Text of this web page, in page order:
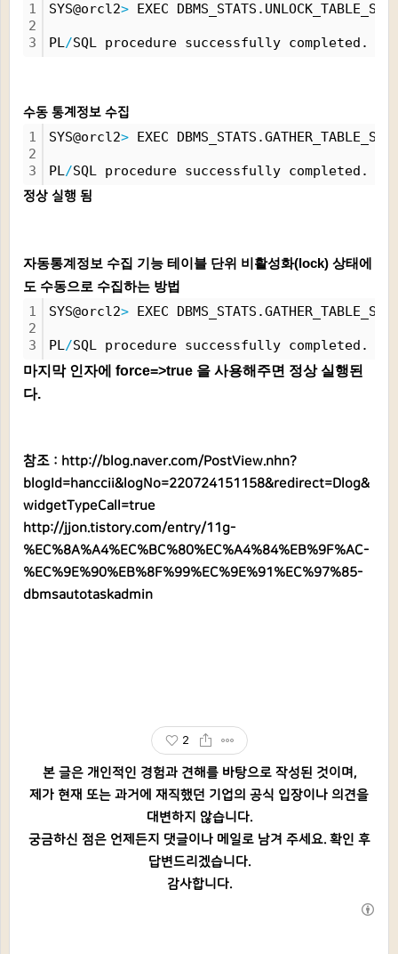
1
2
3
SYS@orcl2> EXEC
PL/SQL procedure successfully completed.
수동 통계정보 수집
1
2
3
SYS@orcl2> EXEC
PL/SQL procedure successfully completed.
정상 실행 됨
자동통계정보 수집 기능 테이블 단위 비활성화(lock) 상태에
도 수동으로 수집하는 방법
1
2
3
SYS@orcl2> EXEC
PL/SQL procedure successfully completed.
마지막 인자에 force=>true 을 사용해주면 정상 실행된
다.
참조 : http://blog.naver.com/PostView.nhn?
blogId=hanccii&logNo=220724151158&redirect=Dlog&
widgetTypeCall=true
http://jjon.tistory.com/entry/11g-
%EC%8A%A4%EC%BC%80%EC%A4%84%EB%9F%AC-
%EC%9E%90%EB%8F%99%EC%9E%91%EC%97%85-
dbmsautotaskadmin
2
본 글은 개인적인 경험과 견해를 바탕으로 작성된 것이며,
제가 현재 또는 과거에 재직했던 기업의 공식 입장이나 의견을
대변하지 않습니다.
궁금하신 점은 언제든지 댓글이나 메일로 남겨 주세요. 확인 후
답변드리겠습니다.
감사합니다.